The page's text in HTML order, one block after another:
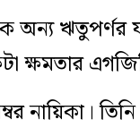
অন্য ঋতুপর্ণর
ক্ষমতার
নায়িকা।